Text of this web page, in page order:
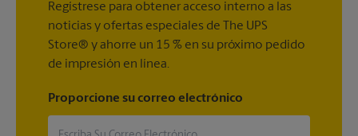
Regístrese para obtener acceso interno a las
noticias y ofertas especiales de The UPS
Store® y ahorre un 15 % en su próximo pedido
de impresión en línea.
Proporcione su correo electrónico